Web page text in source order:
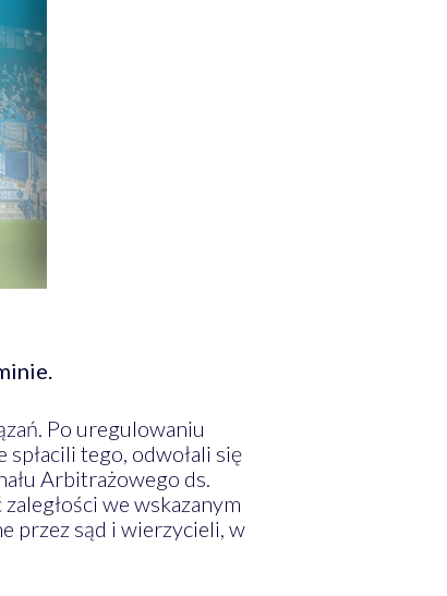
Po uregulowaniu
tego, odwołali się
Arbitrażowego ds.
we wskazanym
przez sąd i wierzycieli, w